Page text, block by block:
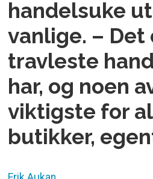
handelsuke
vanlige. – Det
travleste
har, og noen
viktigste for
butikker,